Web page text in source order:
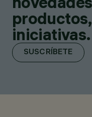
iniciativas.
SUSCRÍBETE